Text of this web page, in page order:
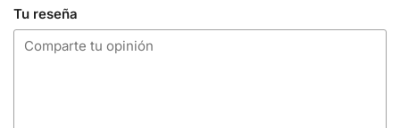
Tu reseña